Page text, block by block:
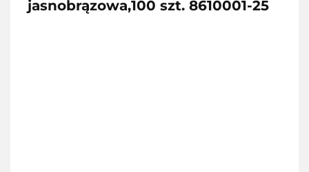
jasnobrązowa,100 szt. 8610001-25